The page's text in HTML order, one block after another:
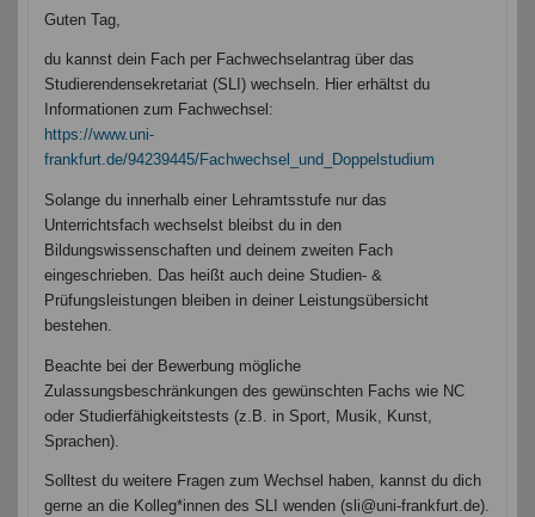
Guten Tag,
du kannst dein Fach per Fachwechselantrag über das
Studierendensekretariat (SLI) wechseln. Hier erhältst du
Informationen zum Fachwechsel:
https://www.uni-
frankfurt.de/94239445/Fachwechsel_und_Doppelstudium
Solange du innerhalb einer Lehramtsstufe nur das
Unterrichtsfach wechselst bleibst du in den
Bildungswissenschaften und deinem zweiten Fach
eingeschrieben. Das heißt auch deine Studien- &
Prüfungsleistungen bleiben in deiner Leistungsübersicht
bestehen.
Beachte bei der Bewerbung mögliche
Zulassungsbeschränkungen des gewünschten Fachs wie NC
oder Studierfähigkeitstests (z.B. in Sport, Musik, Kunst,
Sprachen).
Solltest du weitere Fragen zum Wechsel haben, kannst du dich
gerne an die Kolleg*innen des SLI wenden (sli@uni-frankfurt.de).